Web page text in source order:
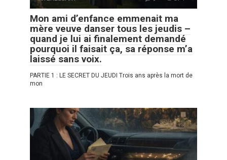
Mon ami d’enfance emmenait ma
mère veuve danser tous les jeudis –
quand je lui ai finalement demandé
pourquoi il faisait ça, sa réponse m’a
laissé sans voix.
PARTIE 1 : LE SECRET DU JEUDI Trois ans après la mort de
mon